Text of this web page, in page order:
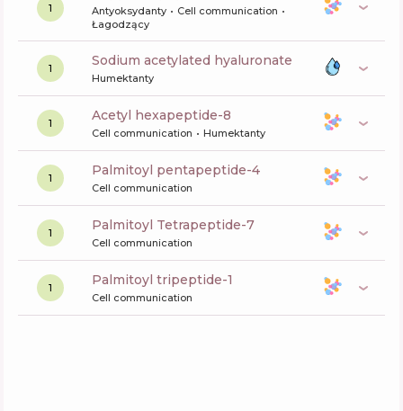
1 Antyoksydanty
Cell communication
Łagodzący
1 sodium acetylated hyaluronate
Humektanty
1 acetyl hexapeptide-8
Cell communication Humektanty
1 palmitoyl pentapeptide-4
Cell communication
1 Palmitoyl Tetrapeptide-7
Cell communication
1 palmitoyl tripeptide-1
Cell communication